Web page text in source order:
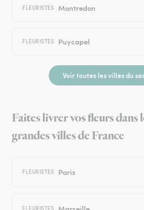
FLEURISTES Montredon
FLEURISTES Puycapel
Voir toutes les villes du
Faites livrer vos fleurs dans
grandes villes de France
FLEURISTES Paris
FLEURISTES